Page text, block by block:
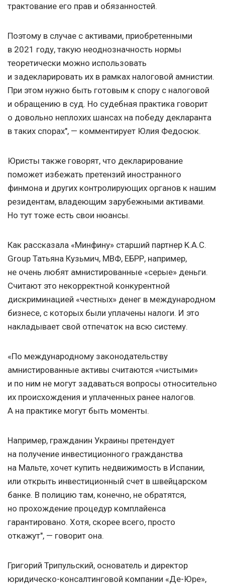
трактование его прав и обязанностей.
Поэтому в случае с активами, приобретенными
в 2021 году, такую неоднозначность нормы
теоретически можно использовать
и задекларировать их в рамках налоговой амнистии.
При этом нужно быть готовым к спору с налоговой
и обращению в суд. Но судебная практика говорит
о довольно неплохих шансах на победу декларанта
в таких спорах", — комментирует Юлия Федосюк.
Юристы также говорят, что декларирование
поможет избежать претензий иностранного
финмона и других контролирующих органов к нашим
резидентам, владеющим зарубежными активами.
Но тут тоже есть свои нюансы.
Как рассказала «Минфину» старший партнер K.A.C.
Group Татьяна Кузьмич, МВФ, ЕБРР, например,
не очень любят амнистированные «серые» деньги.
Считают это некорректной конкурентной
дискриминацией «честных» денег в международном
бизнесе, с которых были уплачены налоги. И это
накладывает свой отпечаток на всю систему.
«По международному законодательству
амнистированные активы считаются «чистыми»
и по ним не могут задаваться вопросы относительно
их происхождения и уплаченных ранее налогов.
А на практике могут быть моменты.
Например, гражданин Украины претендует
на получение инвестиционного гражданства
на Мальте, хочет купить недвижимость в Испании,
или открыть инвестиционный счет в швейцарском
банке. В полицию там, конечно, не обратятся,
но прохождение процедур комплайенса
гарантировано. Хотя, скорее всего, просто
откажут", — говорит она.
Григорий Трипульский, основатель и директор
юридическо-консалтинговой компании «Де-Юре»,